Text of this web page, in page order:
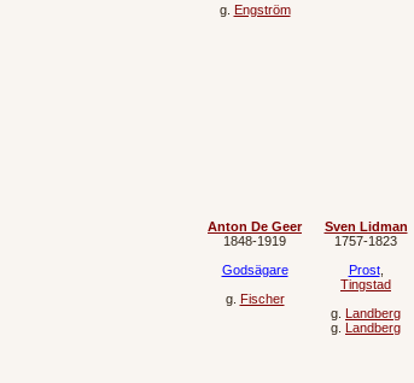
g. Engström
Anton De Geer
1848‐1919
Godsägare
g. Fischer
Sven Lidman
1757‐1823
Prost,
Tingstad
g. Landberg
g. Landberg